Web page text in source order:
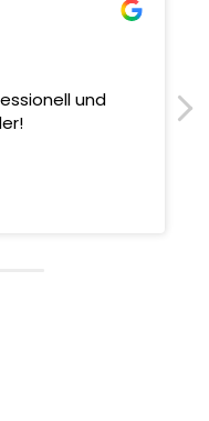
und